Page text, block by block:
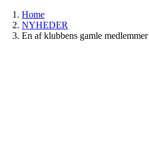
Home
NYHEDER
En af klubbens gamle